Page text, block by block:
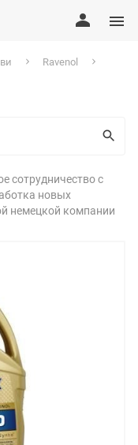
Ravenol
сотрудничество с
новых
немецкой компании